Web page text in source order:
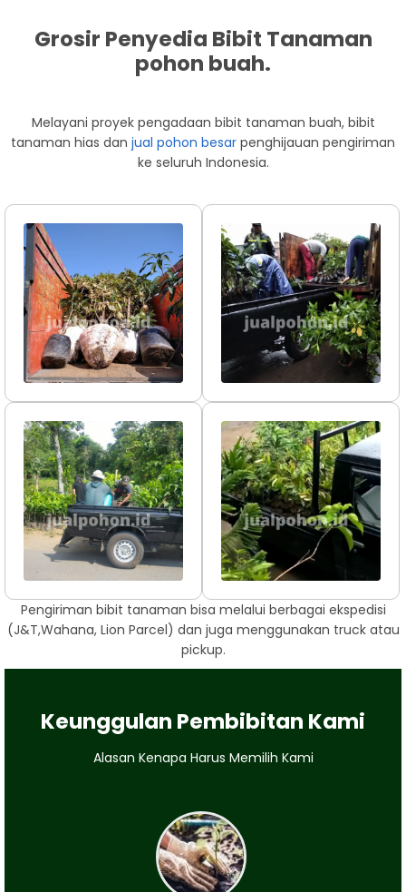
Grosir Penyedia Bibit Tanaman
pohon buah.
Melayani proyek pengadaan bibit tanaman buah, bibit
tanaman hias dan jual pohon besar penghijauan pengiriman
ke seluruh Indonesia.
Pengiriman bibit tanaman bisa melalui berbagai ekspedisi
(J&T,Wahana, Lion Parcel) dan juga menggunakan truck atau
pickup.
Keunggulan Pembibitan Kami
Alasan Kenapa Harus Memilih Kami